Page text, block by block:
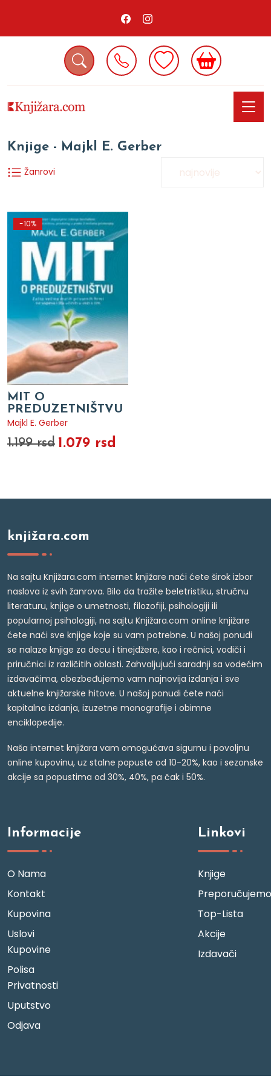
Knjige - Majkl E. Gerber
Žanrovi
-10%
MIT O
PREDUZETNIŠTVU
Majkl E. Gerber
1.199 rsd 1.079 rsd
knjižara.com
Na sajtu Knjižara.com internet knjižare naći ćete širok izbor
naslova iz svih žanrova. Bilo da tražite beletristiku, stručnu
literaturu, knjige o umetnosti, filozofiji, psihologiji ili
popularnoj psihologiji, na sajtu Knjižara.com online knjižare
ćete naći sve knjige koje su vam potrebne. U našoj ponudi
se nalaze knjige za decu i tinejdžere, kao i rečnici, vodiči i
priručnici iz različitih oblasti. Zahvaljujući saradnji sa vodećim
izdavačima, obezbeđujemo vam najnovija izdanja i sve
aktuelne knjižarske hitove. U našoj ponudi ćete naći
kapitalna izdanja, izuzetne monografije i obimne
enciklopedije.
Naša internet knjižara vam omogućava sigurnu i povoljnu
online kupovinu, uz stalne popuste od 10-20%, kao i sezonske
akcije sa popustima od 30%, 40%, pa čak i 50%.
Informacije
O Nama
Kontakt
Kupovina
Uslovi
Kupovine
Polisa
Privatnosti
Uputstvo
Odjava
Linkovi
Knjige
Preporučujemo
Top-Lista
Akcije
Izdavači